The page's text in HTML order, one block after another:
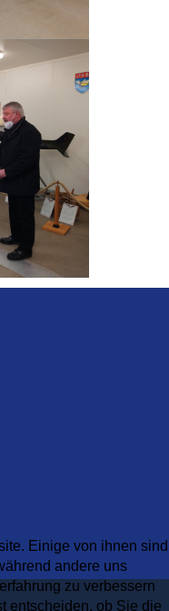
Einige von ihnen sind
andere uns
zu verbessern
entscheiden, ob Sie die